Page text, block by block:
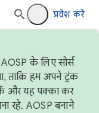
प्रवेश करें
के लिए सोर्स
ताकि हम अपने ट्रंक
और यह पक्का कर
रहे. AOSP बनाने